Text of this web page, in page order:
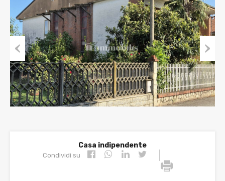
Prev
ious
Nex
t
Casa indipendente
Condividi su